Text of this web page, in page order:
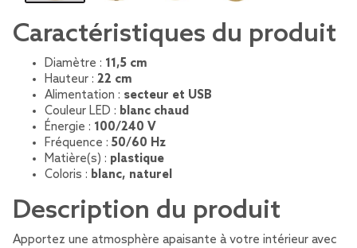
Caractéristiques du produit
Diamètre : 11,5 cm
Hauteur : 22 cm
Alimentation : secteur et USB
Couleur LED : blanc chaud
Énergie : 100/240 V
Fréquence : 50/60 Hz
Matière(s) : plastique
Coloris : blanc, naturel
Description du produit
Apportez une atmosphère apaisante à votre intérieur avec